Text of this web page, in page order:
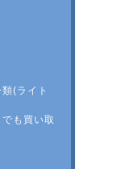
(ライト
も買い取